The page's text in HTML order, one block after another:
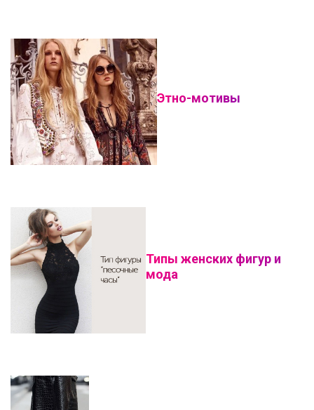
Этно-мотивы
Типы женских фигур и
мода